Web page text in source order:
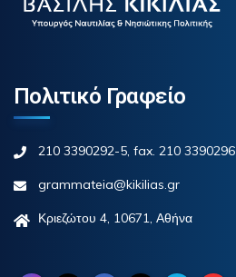
Πολιτικό Γραφείο
210 3390292-5, fax. 210 3390296
grammateia@kikilias.gr
Κριεζώτου 4, 10671, Αθήνα